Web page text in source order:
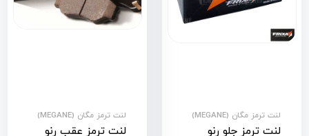
لنت ترمز مگان (MEGANE)
لنت ترمز جلو رنو
لنت ترمز مگان (MEGANE)
لنت ترمز عقب رنو